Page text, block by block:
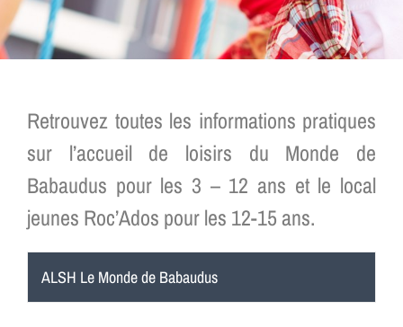
Retrouvez toutes les informations pratiques
sur l’accueil de loisirs du Monde de
Babaudus pour les 3 – 12 ans et le local
jeunes Roc’Ados pour les 12-15 ans.
ALSH Le Monde de Babaudus